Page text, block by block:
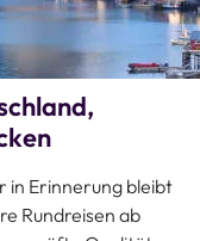
in Erinnerung bleibt
Rundreisen ab